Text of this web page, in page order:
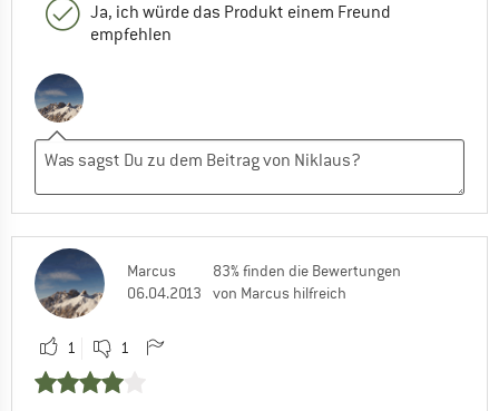
Ja, ich würde das Produkt einem Freund
empfehlen
Marcus
06.04.2013
83% finden die Bewertungen
von Marcus hilfreich
1 1